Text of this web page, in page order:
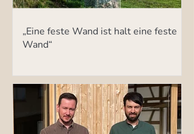
„Eine feste Wand ist halt eine feste
Wand“